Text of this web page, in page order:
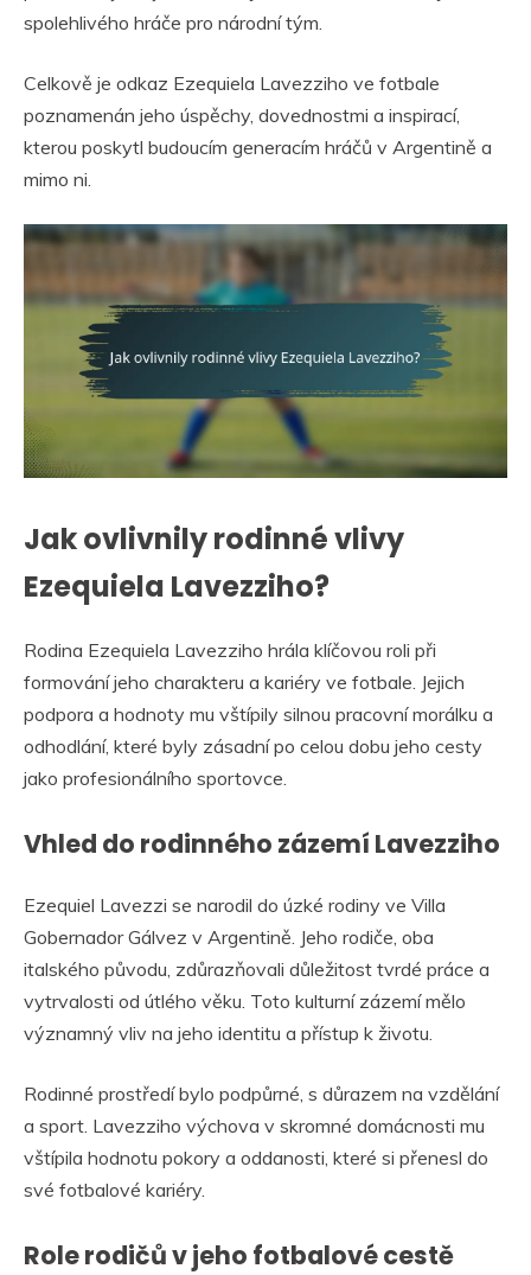
spolehlivého hráče pro národní tým.
Celkově je odkaz Ezequiela Lavezziho ve fotbale
poznamenán jeho úspěchy, dovednostmi a inspirací,
kterou poskytl budoucím generacím hráčů v Argentině a
mimo ni.
Jak ovlivnily rodinné vlivy
Ezequiela Lavezziho?
Rodina Ezequiela Lavezziho hrála klíčovou roli při
formování jeho charakteru a kariéry ve fotbale. Jejich
podpora a hodnoty mu vštípily silnou pracovní morálku a
odhodlání, které byly zásadní po celou dobu jeho cesty
jako profesionálního sportovce.
Vhled do rodinného zázemí Lavezziho
Ezequiel Lavezzi se narodil do úzké rodiny ve Villa
Gobernador Gálvez v Argentině. Jeho rodiče, oba
italského původu, zdůrazňovali důležitost tvrdé práce a
vytrvalosti od útlého věku. Toto kulturní zázemí mělo
významný vliv na jeho identitu a přístup k životu.
Rodinné prostředí bylo podpůrné, s důrazem na vzdělání
a sport. Lavezziho výchova v skromné domácnosti mu
vštípila hodnotu pokory a oddanosti, které si přenesl do
své fotbalové kariéry.
Role rodičů v jeho fotbalové cestě